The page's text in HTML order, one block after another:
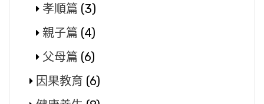
孝順篇 (3)
親子篇 (4)
父母篇 (6)
因果教育 (6)